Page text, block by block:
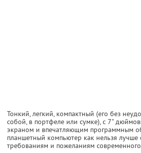
Тонкий, легкий, компактный (его без
собой, в портфеле или сумке), с 7"
экраном и впечатляющим программным
планшетный компьютер как нельзя лучше
требованиям и пожеланиям современного